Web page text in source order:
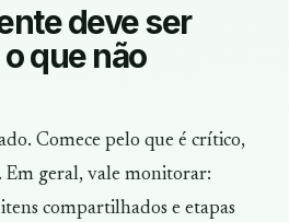
deve ser
que não
Comece pelo que é crítico,
Em geral, vale monitorar:
compartilhados e etapas